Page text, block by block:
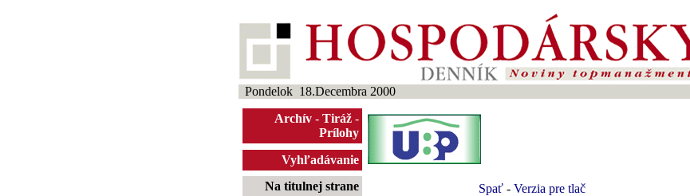
Pondelok 18.Decembra 2000
Archív - Tiráž -
Prílohy
Vyhľadávanie
Na titulnej strane
Spať- Verzia pre tlač